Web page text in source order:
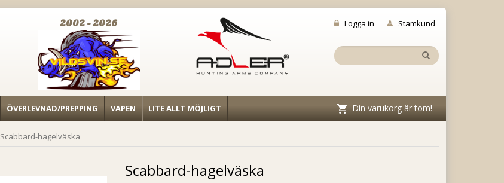
Logga in Stamkund
2002 - 2026
ÖVERLEVNAD/PREPPING VAPEN LITE ALLT MÖJLIGT Din varukorg är tom!
Scabbard-hagelväska
Scabbard-hagelväska